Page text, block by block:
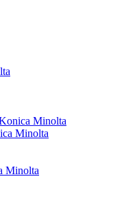
Minolta
Minolta
Minolta